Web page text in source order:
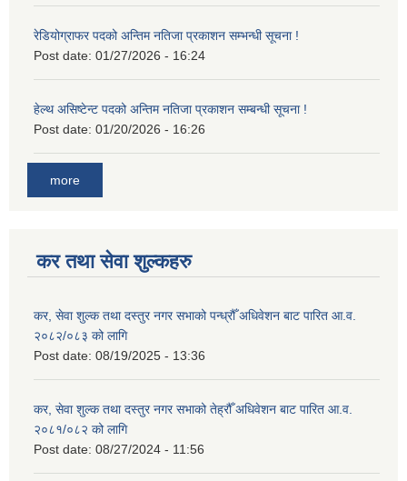
रेडियोग्राफर पदको अन्तिम नतिजा प्रकाशन सम्भन्धी सूचना !
Post date: 01/27/2026 - 16:24
हेल्थ असिष्टेन्ट पदको अन्तिम नतिजा प्रकाशन सम्बन्धी सूचना !
Post date: 01/20/2026 - 16:26
more
कर तथा सेवा शुल्कहरु
कर, सेवा शुल्क तथा दस्तुर नगर सभाको पन्ध्रौँ अधिवेशन बाट पारित आ.व.
२०८२/०८३ को लागि
Post date: 08/19/2025 - 13:36
कर, सेवा शुल्क तथा दस्तुर नगर सभाको तेह्रौँ अधिवेशन बाट पारित आ.व.
२०८१/०८२ को लागि
Post date: 08/27/2024 - 11:56